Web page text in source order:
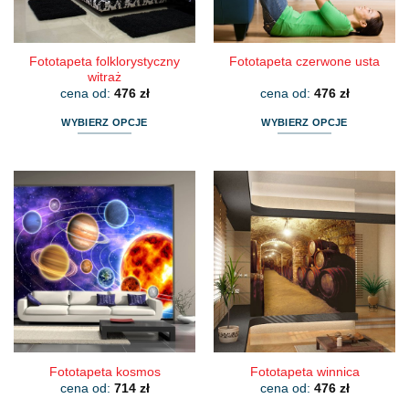
stronie
produktu
stronie
produktu
Fototapeta folklorystyczny
witraż
cena od: 476 zł
WYBIERZ OPCJE
ma
wiele
wariantów.
Opcje
można
wybrać
na
stronie
produktu
Fototapeta czerwone usta
cena od: 476 zł
WYBIERZ OPCJE
wiele
wariantów.
Opcje
można
wybrać
na
stronie
produktu
Fototapeta kosmos
cena od: 714 zł
Fototapeta winnica
cena od: 476 zł